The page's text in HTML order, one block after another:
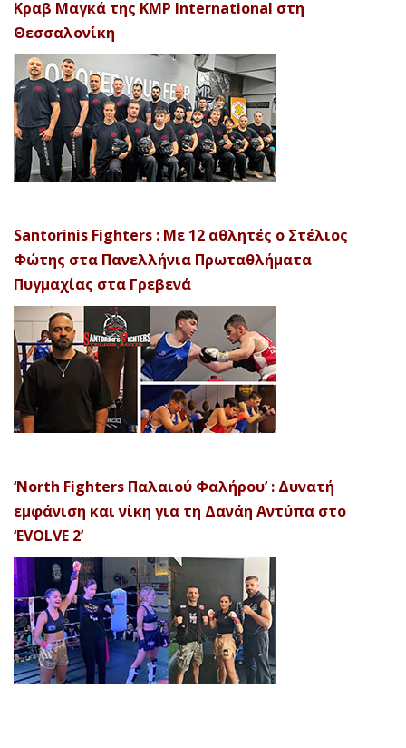
Κραβ Μαγκά της KMP International στη
Θεσσαλονίκη
Santorinis Fighters : Με 12 αθλητές ο Στέλιος
Φώτης στα Πανελλήνια Πρωταθλήματα
Πυγμαχίας στα Γρεβενά
‘North Fighters Παλαιού Φαλήρου’ : Δυνατή
εμφάνιση και νίκη για τη Δανάη Αντύπα στο
‘EVOLVE 2’